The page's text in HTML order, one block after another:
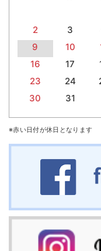
2
3
9
10
16
17
23
24
30
31
※赤い日付が休日となります